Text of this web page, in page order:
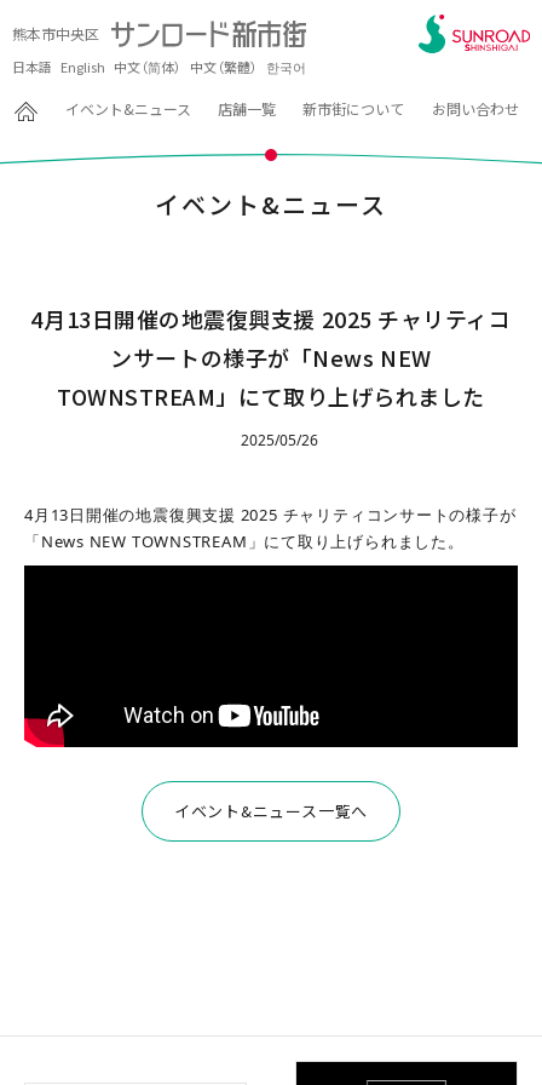
熊本市中央区
日本語 English 中文（简体） 中文（繁體） 한국어
イベント&ニュース 店舗一覧 新市街について お問い合わせ
イベント&ニュース
4月13日開催の地震復興支援 2025 チャリティコ
ンサートの様子が「News NEW
TOWNSTREAM」にて取り上げられました
2025/05/26
4月13日開催の地震復興支援 2025 チャリティコンサートの様子が
「News NEW TOWNSTREAM」にて取り上げられました。
イベント&ニュース一覧へ